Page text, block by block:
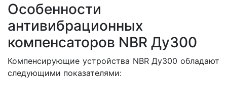
Особенности
антивибрационных
компенсаторов NBR Ду300
Компенсирующие устройства NBR Ду300 обладают
следующими показателями: